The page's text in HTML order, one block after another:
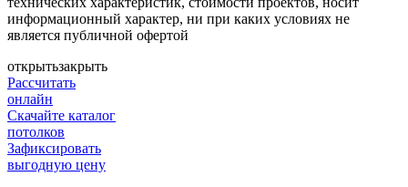
информационный характер, ни при каких условиях не
является публичной офертой
открытьзакрыть
Рассчитать
онлайн
Скачайте каталог
потолков
Зафиксировать
выгодную цену